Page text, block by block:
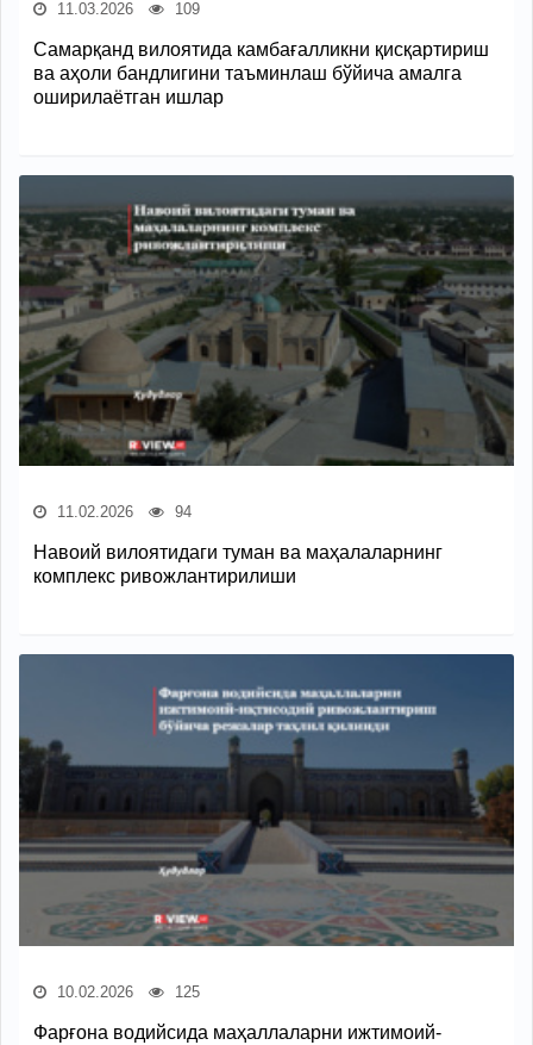
11.03.2026 109
Самарқанд вилоятида камбағалликни қисқартириш
ва аҳоли бандлигини таъминлаш бўйича амалга
оширилаётган ишлар
11.02.2026 94
Навоий вилоятидаги туман ва маҳалаларнинг
комплекс ривожлантирилиши
10.02.2026 125
Фарғона водийсида маҳаллаларни ижтимоий-